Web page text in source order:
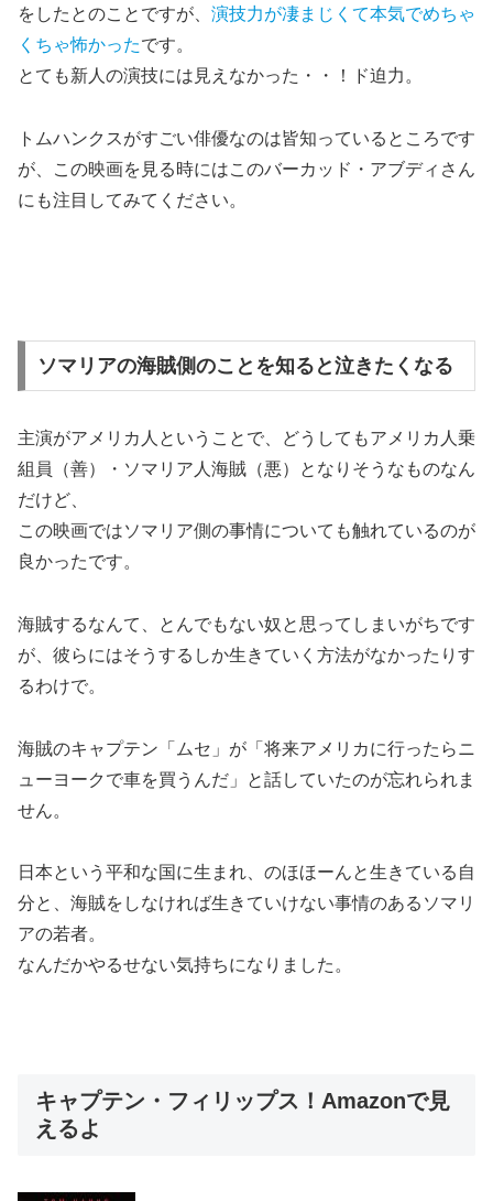
をしたとのことですが、 演技力が凄まじくて本気でめちゃ
くちゃ怖かったです。
とても新人の演技には見えなかった・・！ド迫力。
トムハンクスがすごい俳優なのは皆知っているところです
が、
この映画を見る時にはこのバーカッド・アブディさん
にも注目してみてください。
ソマリアの海賊側のことを知ると泣きたくなる
主演がアメリカ人ということで、どうしてもアメリカ人乗
組員（善）・ソマリア人海賊（悪）となりそうなものなん
だけど、
この映画ではソマリア側の事情についても触れているのが
良かったです。
海賊するなんて、とんでもない奴と思ってしまいがちです
が、彼らにはそうするしか生きていく方法がなかったりす
るわけで。
海賊のキャプテン「ムセ」が「将来アメリカに行ったらニ
ューヨークで車を買うんだ」と話していたのが忘れられま
せん。
日本という平和な国に生まれ、のほほーんと生きている自
分と、海賊をしなければ生きていけない事情のあるソマリ
アの若者。
なんだかやるせない気持ちになりました。
キャプテン・フィリップス！Amazonで見
えるよ